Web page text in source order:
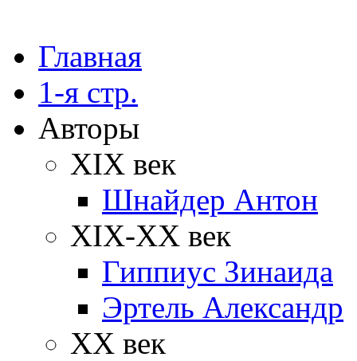
Главная
1-я стр.
Авторы
XIX век
Шнайдер Антон
XIX-XX век
Гиппиус Зинаида
Эртель Александр
XX век